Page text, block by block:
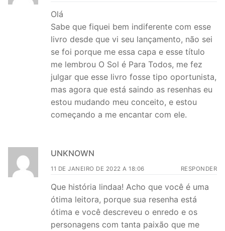
Olá
Sabe que fiquei bem indiferente com esse
livro desde que vi seu lançamento, não sei
se foi porque me essa capa e esse título
me lembrou O Sol é Para Todos, me fez
julgar que esse livro fosse tipo oportunista,
mas agora que está saindo as resenhas eu
estou mudando meu conceito, e estou
começando a me encantar com ele.
UNKNOWN
11 DE JANEIRO DE 2022 A 18:06 RESPONDER
Que história lindaa! Acho que você é uma
ótima leitora, porque sua resenha está
ótima e você descreveu o enredo e os
personagens com tanta paixão que me